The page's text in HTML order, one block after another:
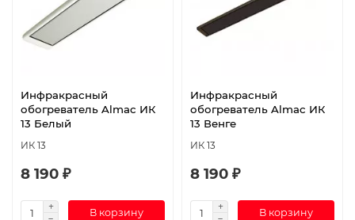
Инфракрасный
обогреватель Almac ИК
13 Белый
ИК 13
8 190 ₽
В корзину
Инфракрасный
обогреватель Almac ИК
13 Венге
ИК 13
8 190 ₽
В корзину